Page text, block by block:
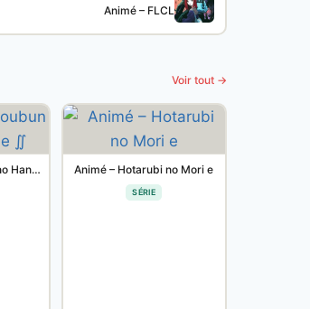
Animé – FLCL
Voir tout →
Animé – Go-toubun no Hanayome ∬ Animé – Hotarubi no Mori e
SÉRIE